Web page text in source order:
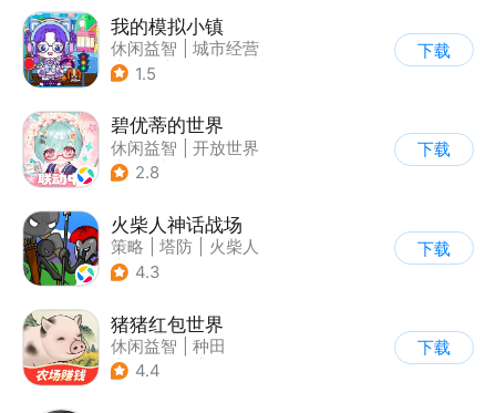
我的模拟小镇
休闲益智
城市经营
| 卡通
1.5
下载
碧优蒂的世界
休闲益智
开放世界
| Q版
2.8
下载
火柴人神话战场
策略 塔防
火柴人
| 休闲益智
4.3
下载
猪猪红包世界
休闲益智
种田
| 田园生活
4.4
下载